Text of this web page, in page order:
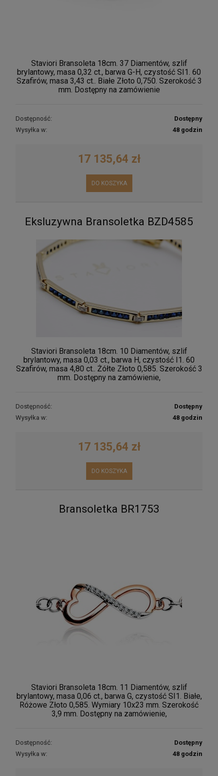
Staviori Bransoleta 18cm. 37 Diamentów, szlif
brylantowy, masa 0,32 ct., barwa G-H, czystość SI1. 60
Szafirów, masa 3,43 ct.. Białe Złoto 0,750. Szerokość 3
mm. Dostępny na zamówienie
Dostępność:
Dostępny
Wysyłka w:
48 godzin
17 135,64 zł
DO KOSZYKA
Eksluzywna Bransoletka BZD4585
Staviori Bransoleta 18cm. 10 Diamentów, szlif
brylantowy, masa 0,03 ct., barwa H, czystość I1. 60
Szafirów, masa 4,80 ct.. Żółte Złoto 0,585. Szerokość 3
mm. Dostępny na zamówienie,
Dostępność:
Dostępny
Wysyłka w:
48 godzin
17 135,64 zł
DO KOSZYKA
Bransoletka BR1753
Staviori Bransoleta 18cm. 11 Diamentów, szlif
brylantowy, masa 0,06 ct., barwa G, czystość SI1. Białe,
Różowe Złoto 0,585. Wymiary 10x23 mm. Szerokość
3,9 mm. Dostępny na zamówienie,
Dostępność:
Dostępny
Wysyłka w:
48 godzin